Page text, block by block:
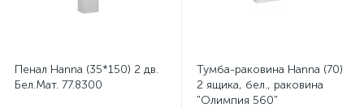
Пенал Hanna (35*150) 2 дв.
Бел.Мат. 77.8300
Тумба-раковина Hanna (70)
2 ящика, бел., раковина
"Олимпия 560"